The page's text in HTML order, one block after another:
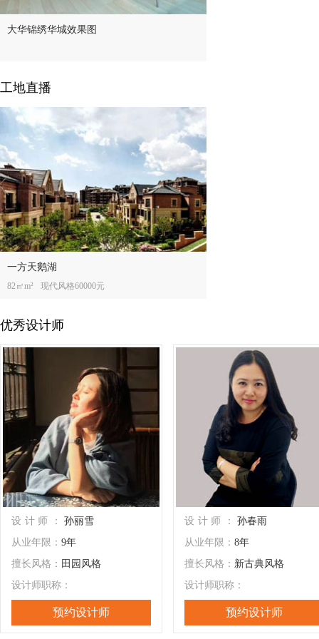
大华锦绣华城效果图
工地直播
一方天鹅湖
82㎡m² 现代风格60000元
优秀设计师
设计师： 孙丽雪
从业年限： 9年
擅长风格： 田园风格
设计师职称：
预约设计师
设计师： 孙春雨
从业年限： 8年
擅长风格： 新古典风格
设计师职称：
预约设计师